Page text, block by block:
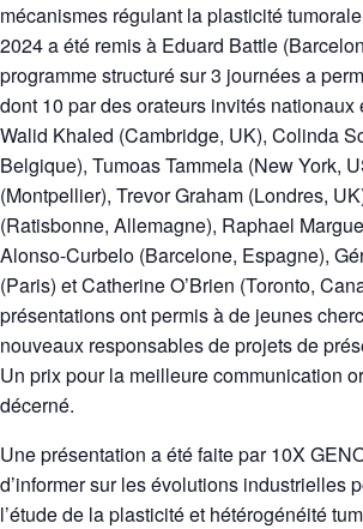
mécanismes régulant la plasticité
2024 a été remis à Eduard Battle
programme structuré sur 3 journées a
dont 10 par des orateurs invités nationaux
Walid Khaled (Cambridge, UK), Colinda
Belgique), Tumoas Tammela (New York,
(Montpellier), Trevor Graham (Londres,
(Ratisbonne, Allemagne), Raphael
Alonso-Curbelo (Barcelone, Espagne),
(Paris) et Catherine O’Brien (Toronto,
présentations ont permis à de jeunes
nouveaux responsables de projets de
Un prix pour la meilleure communication
décerné.
Une présentation a été faite par 10X
d’informer sur les évolutions industrielles
l’étude de la plasticité et hétérogénéité